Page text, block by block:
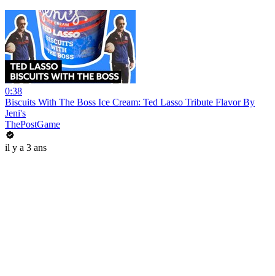
0:38
Biscuits With The Boss Ice Cream: Ted Lasso Tribute Flavor By
Jeni's
ThePostGame
il y a 3 ans